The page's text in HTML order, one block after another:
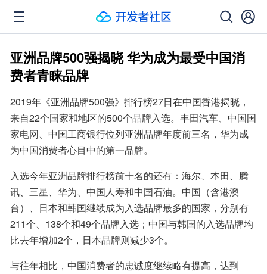
亚洲品牌500强揭晓 华为成为最受中国消
费者青睐品牌
2019年《亚洲品牌500强》排行榜27日在中国香港揭晓，
来自22个国家和地区的500个品牌入选。丰田汽车、中国国
家电网、中国工商银行位列亚洲品牌年度前三名，华为成
为中国消费者心目中的第一品牌。
入选今年亚洲品牌排行榜前十名的还有：海尔、本田、腾
讯、三星、华为、中国人寿和中国石油。中国（含港澳
台）、日本和韩国继续成为入选品牌最多的国家，分别有
211个、138个和49个品牌入选；中国与韩国的入选品牌均
比去年增加2个，日本品牌则减少3个。
与往年相比，中国消费者的忠诚度继续略有提高，达到